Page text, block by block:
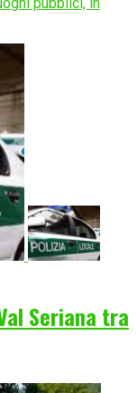
Seriana tra